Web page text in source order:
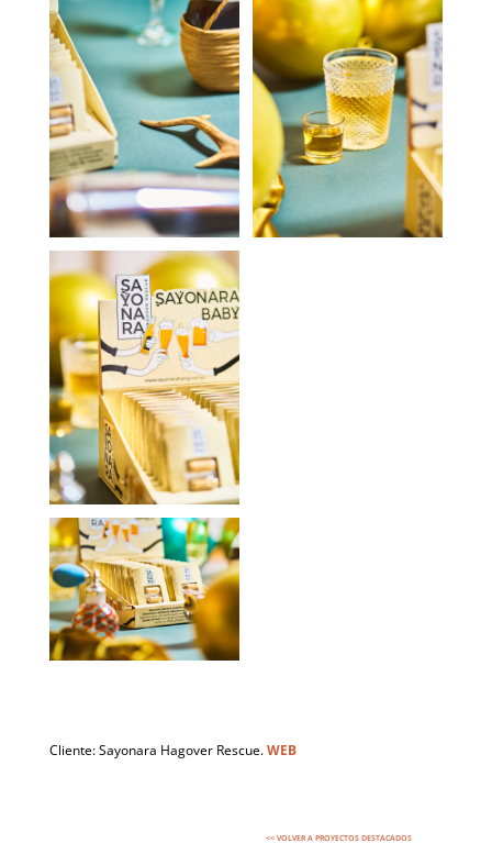
Cliente: Sayonara Hagover Rescue.WEB
<< VOLVER A PROYECTOS DESTACADOS